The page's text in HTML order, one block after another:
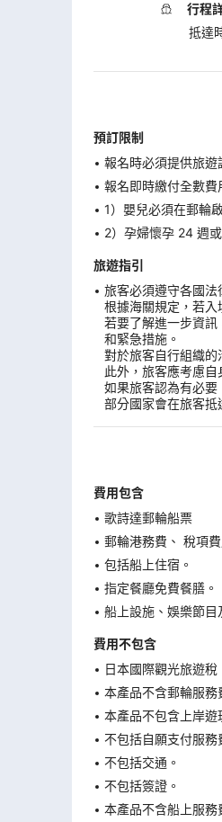
行程
抵達
預訂限制
報名時必須提供旅遊
報名即時繳付全數
1）嬰兒必須在郵輪
2）孕婦懷孕 24 週
旅遊指引
旅客必須遵守各國法
根據海關規定，若入
若要了解進一步資
和緊急措施。
對於旅客自行組織的
此外，旅客應考慮
如果旅客認為有必要
部分國家會在旅客抵
費用包含
歌詩達郵輪船票
郵輪港務費、 稅項費
包括船上住宿。
指定餐廳免費餐膳。
船上設施、娛樂節目
費用不包含
日本國際觀光旅遊
本產品不含郵輪服
本產品不包含上岸遊
不包括自願支付服務
不包括交通。
不包括簽證。
本產品不含船上服務